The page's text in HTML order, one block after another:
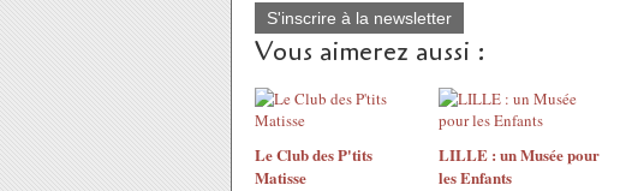
S'inscrire à la newsletter
Vous aimerez aussi :
Le Club des P'tits
Matisse
LILLE : un Musée pour
les Enfants